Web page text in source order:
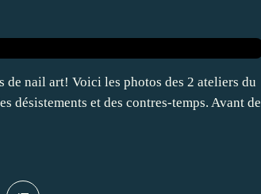
de nail art! Voici les photos des 2 ateliers du
désistements et des contres-temps. Avant de